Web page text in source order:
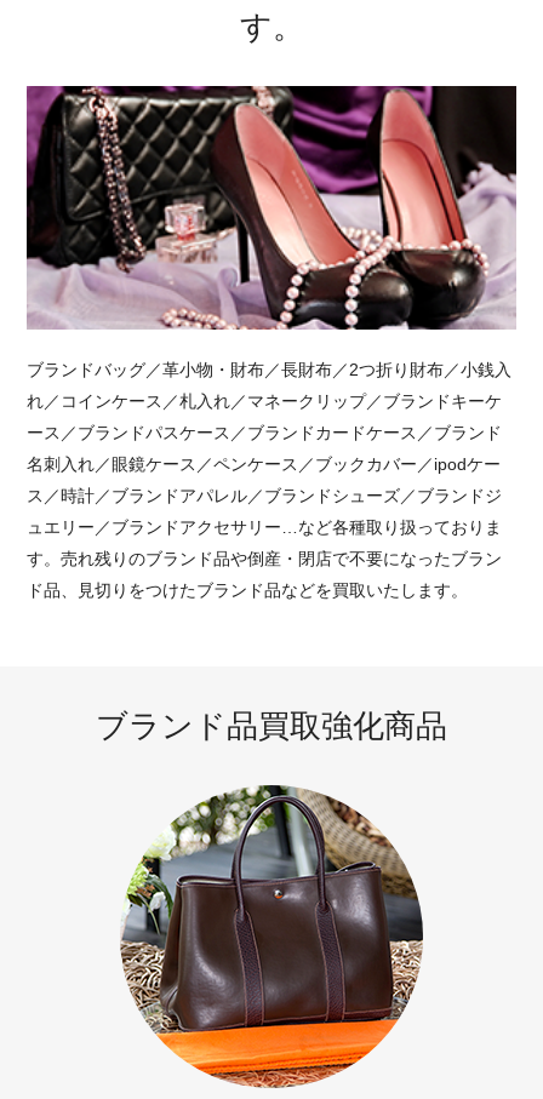
す。
ブランドバッグ／革小物・財布／長財布／2つ折り財布／小銭入
れ／コインケース／札入れ／マネークリップ／ブランドキーケ
ース／ブランドパスケース／ブランドカードケース／ブランド
名刺入れ／眼鏡ケース／ペンケース／ブックカバー／ipodケー
ス／時計／ブランドアパレル／ブランドシューズ／ブランドジ
ュエリー／ブランドアクセサリー…など各種取り扱っておりま
す。売れ残りのブランド品や倒産・閉店で不要になったブラン
ド品、見切りをつけたブランド品などを買取いたします。
ブランド品買取強化商品